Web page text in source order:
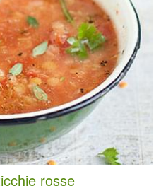
rosse